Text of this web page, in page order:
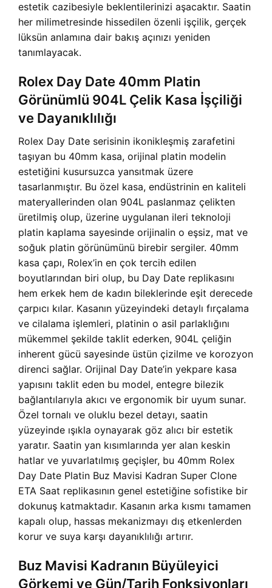
estetik cazibesiyle beklentilerinizi aşacaktır. Saatin
her milimetresinde hissedilen özenli işçilik, gerçek
lüksün anlamına dair bakış açınızı yeniden
tanımlayacak.
Rolex Day Date 40mm Platin
Görünümlü 904L Çelik Kasa İşçiliği
ve Dayanıklılığı
Rolex Day Date serisinin ikonikleşmiş zarafetini
taşıyan bu 40mm kasa, orijinal platin modelin
estetiğini kusursuzca yansıtmak üzere
tasarlanmıştır. Bu özel kasa, endüstrinin en kaliteli
materyallerinden olan 904L paslanmaz çelikten
üretilmiş olup, üzerine uygulanan ileri teknoloji
platin kaplama sayesinde orijinalin o eşsiz, mat ve
soğuk platin görünümünü birebir sergiler. 40mm
kasa çapı, Rolex’in en çok tercih edilen
boyutlarından biri olup, bu Day Date replikasını
hem erkek hem de kadın bileklerinde eşit derecede
çarpıcı kılar. Kasanın yüzeyindeki detaylı fırçalama
ve cilalama işlemleri, platinin o asil parlaklığını
mükemmel şekilde taklit ederken, 904L çeliğin
inherent gücü sayesinde üstün çizilme ve korozyon
direnci sağlar. Orijinal Day Date’in yekpare kasa
yapısını taklit eden bu model, entegre bilezik
bağlantılarıyla akıcı ve ergonomik bir uyum sunar.
Özel tornalı ve oluklu bezel detayı, saatin
yüzeyinde ışıkla oynayarak göz alıcı bir estetik
yaratır. Saatin yan kısımlarında yer alan keskin
hatlar ve yuvarlatılmış geçişler, bu 40mm Rolex
Day Date Platin Buz Mavisi Kadran Super Clone
ETA Saat replikasının genel estetiğine sofistike bir
dokunuş katmaktadır. Kasanın arka kısmı tamamen
kapalı olup, hassas mekanizmayı dış etkenlerden
korur ve suya karşı dayanıklılığı artırır.
Buz Mavisi Kadranın Büyüleyici
Görkemi ve Gün/Tarih Fonksiyonları